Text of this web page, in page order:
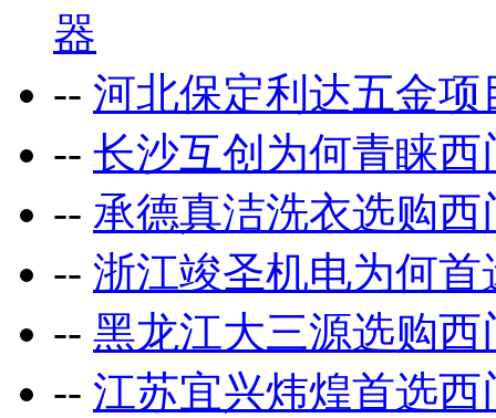
器
-- 河北保定利达五金项
-- 长沙互创为何青睐
-- 承德真洁洗衣选购
-- 浙江竣圣机电为何
-- 黑龙江大三源选购
-- 江苏宜兴炜煌首选